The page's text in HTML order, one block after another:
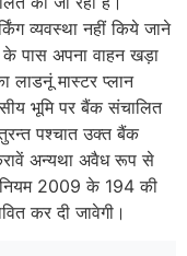
व्यवस्था नहीं किये जाने
के पास अपना वाहन खड़ा
लाडनूं मास्टर प्लान
भूमि पर बैंक संचालित
पश्चात उक्त बैंक
अन्यथा अवैध रूप से
2009 के 194 की
कर दी जावेगी।